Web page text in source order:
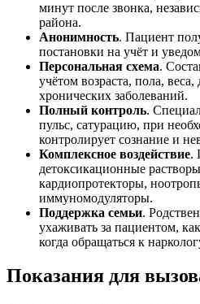
минут после звонка,
района.
Анонимность. Пациент
постановки на учёт и
Персональная схема.
учётом возраста, пола, веса,
хронических заболеваний.
Полный контроль.
пульс, сатурацию, при
контролирует сознание и
Комплексное воздействие.
детоксикационные
кардиопротекторы,
иммуномодуляторы.
Поддержка семьи.
ухаживать за пациентом,
когда обращаться к
Показания для